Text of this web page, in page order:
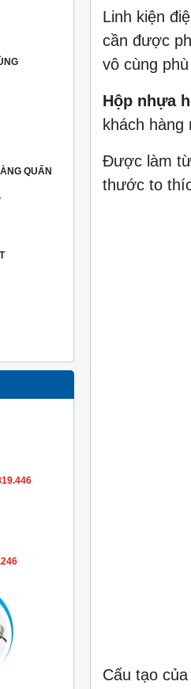
QUẤN
Linh kiện
cần được
vô cùng
Hộp nhựa
khách
Được làm từ
thước to
Cấu tạo của